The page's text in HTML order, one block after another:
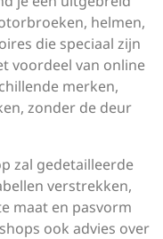
helmen,
die speciaal zijn
voordeel van online
merken,
zonder de deur
zal gedetailleerde
verstrekken,
maat en pasvorm
ook advies over